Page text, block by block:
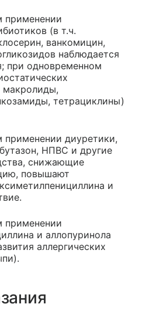
применении
(в т.ч.
ванкомицин,
наблюдается
при одновременном
макролиды,
тетрациклины)
диуретики,
НПВС и другие
снижающие
повышают
и
применении
и аллопуринола
аллергических